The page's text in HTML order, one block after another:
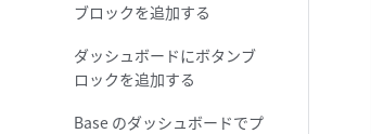
ブロックを追加する
ダッシュボードにボタンブ
ロックを追加する
Base のダッシュボードでプ